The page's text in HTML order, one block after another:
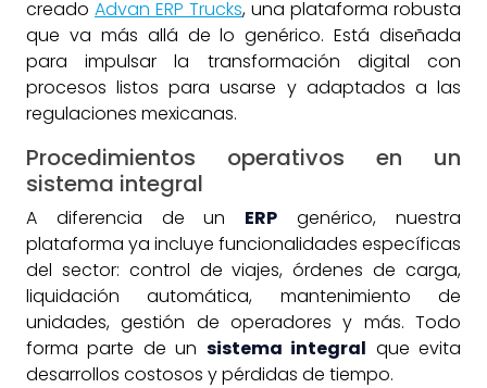
creado Advan ERP Trucks, una plataforma robusta
que va más allá de lo genérico. Está diseñada
para impulsar la transformación digital con
procesos listos para usarse y adaptados a las
regulaciones mexicanas.
Procedimientos operativos en un
sistema integral
A diferencia de un ERP genérico, nuestra
plataforma ya incluye funcionalidades específicas
del sector: control de viajes, órdenes de carga,
liquidación automática, mantenimiento de
unidades, gestión de operadores y más. Todo
forma parte de un sistema integral que evita
desarrollos costosos y pérdidas de tiempo.